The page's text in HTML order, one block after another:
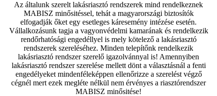
Az általunk szerelt lakásriasztó rendszerek mind rendelkeznek
MABISZ minősitéssel, tehát a magyarországi biztosítók
elfogadják őket egy esetleges káresemény intézése esetén.
Vállalkozásunk tagja a vagyonvédelmi kamarának és rendelkezik
rendőrhatósági engedéllyel is mely kötelező a lakásriasztó
rendszerek szereléséhez. Minden telepítőnk rendelkezik
lakásriasztó rendszer szerelő igazolvánnyal is! Amennyiben
lakásriasztó rendszer szerelése mellett dönt a választásnál a fenti
engedélyeket mindenféleképpen ellenőrizze a szerelést végző
cégnél mert ezek megléte nélkül nem érvényes a riasztórendszer
MABISZ minősitése!